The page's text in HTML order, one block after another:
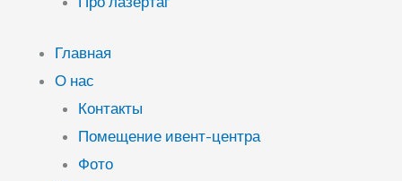
Главная
О нас
Контакты
Помещение ивент-центра
Фото